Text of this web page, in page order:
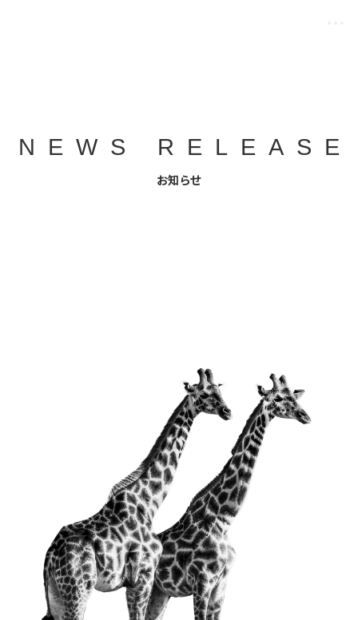
NEWS RELEASE
お知らせ